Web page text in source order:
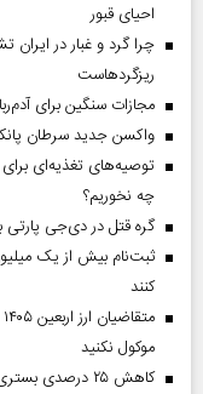
احیای قبور
چرا گرد و غبار در ایران
ریزگردهاست
مجازات سنگین برای
واکسن جدید سرطان
چه نخوریم؟
گره قتل در دی‌جی پارتی با ۵۰ قسم باز
ثبت‌نام بیش از یک
کنند
موکول نکنید
کاهش ۲۵ درصدی